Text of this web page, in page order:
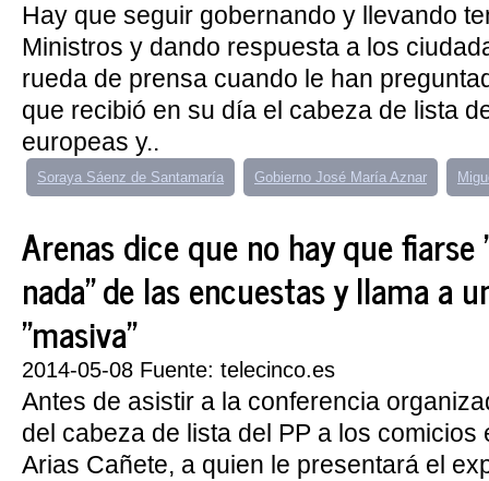
Hay que seguir gobernando y llevando
Ministros y dando respuesta a los
rueda de prensa cuando le han
que recibió en su día el cabeza de lista
europeas y..
Soraya Sáenz de Santamaría Gobierno José María Aznar
Arenas dice que no hay que
nada" de las encuestas y llama a
"masiva"
2014-05-08 Fuente: telecinco.es
Antes de asistir a la conferencia
del cabeza de lista del PP a los comicios
Arias Cañete, a quien le presentará el